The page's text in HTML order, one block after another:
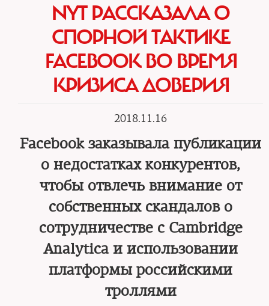
NYT РАССКАЗАЛА О
СПОРНОЙ ТАКТИКЕ
FACEBOOK ВО ВРЕМЯ
КРИЗИСА ДОВЕРИЯ
2018.11.16
Facebook заказывала публикации
о недостатках конкурентов,
чтобы отвлечь внимание от
собственных скандалов о
сотрудничестве с Cambridge
Analytica и использовании
платформы российскими
троллями